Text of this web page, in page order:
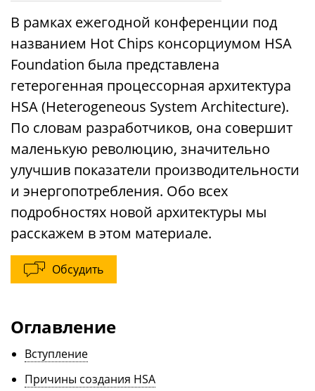
В рамках ежегодной конференции под
названием Hot Chips консорциумом HSA
Foundation была представлена
гетерогенная процессорная архитектура
HSA (Heterogeneous System Architecture).
По словам разработчиков, она совершит
маленькую революцию, значительно
улучшив показатели производительности
и энергопотребления. Обо всех
подробностях новой архитектуры мы
расскажем в этом материале.
Обсудить
Оглавление
Вступление
Причины создания HSA